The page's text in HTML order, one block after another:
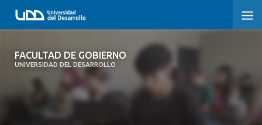
FACULTAD DE GOBIERNO
UNIVERSIDAD DEL DESARROLLO
FACULTAD DE GOBIERNO